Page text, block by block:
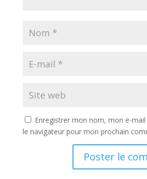
Enregistrer mon nom, mon e-
le navigateur pour mon prochain